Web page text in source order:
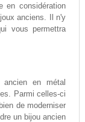
en considération
anciens. Il n'y
vous permettra
ancien en métal
Parmi celles-ci
de moderniser
un bijou ancien